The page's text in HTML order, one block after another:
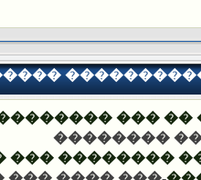
����������
��� ����
��� �����